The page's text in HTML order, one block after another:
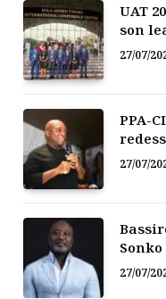
UAT
son
27/07/
PPA-
27/07/
doit
27/07/